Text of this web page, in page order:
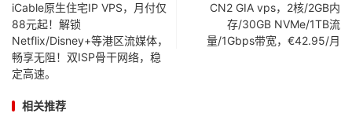
iCable原生住宅IP VPS，月付仅
88元起！解锁
Netflix/Disney+等港区流媒体，
畅享无阻！双ISP骨干网络，稳
定高速。
CN2 GIA vps，2核/2GB内
存/30GB NVMe/1TB流
量/1Gbps带宽，€42.95/月
相关推荐